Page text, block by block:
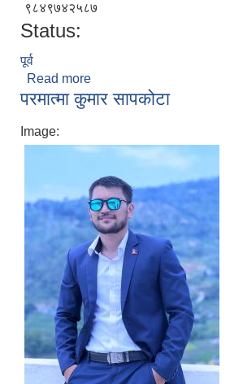
९८४९७४२५८७
Status:
पूर्व
Read more
परमात्मा कुमार सापकोटा
Image: